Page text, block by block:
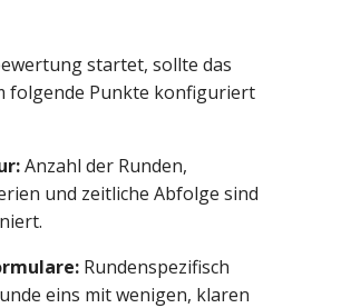
startet, sollte das
folgende Punkte konfiguriert
Anzahl der Runden,
und zeitliche Abfolge sind
Rundenspezifisch
eins mit wenigen, klaren